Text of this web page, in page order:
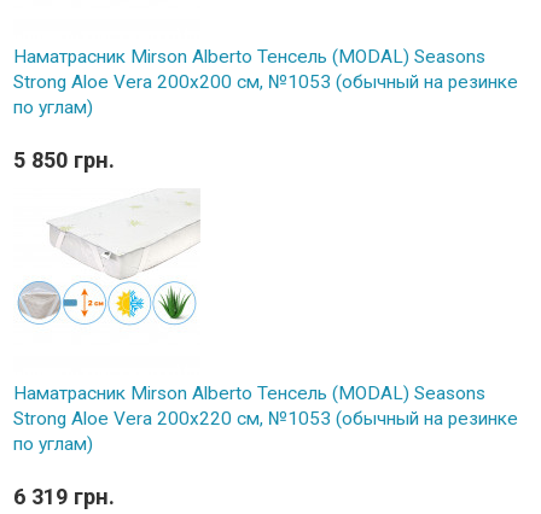
Наматрасник Mirson Alberto Тенсель (MODAL) Seasons
Strong Aloe Vera 200x200 см, №1053 (обычный на резинке
по углам)
5 850 грн.
Наматрасник Mirson Alberto Тенсель (MODAL) Seasons
Strong Aloe Vera 200x220 см, №1053 (обычный на резинке
по углам)
6 319 грн.